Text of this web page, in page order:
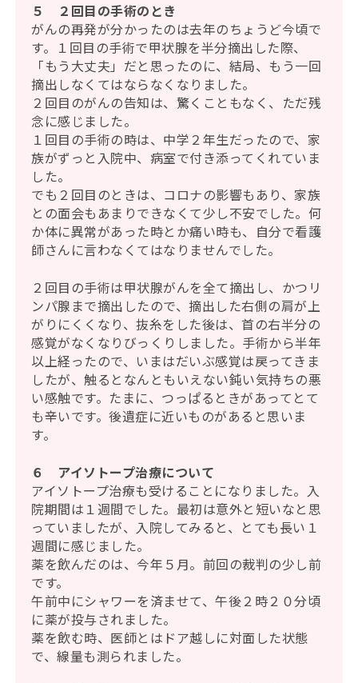
５ ２回目の手術のとき
がんの再発が分かったのは去年のちょうど今頃で
す。１回目の手術で甲状腺を半分摘出した際、
「もう大丈夫」だと思ったのに、結局、もう一回
摘出しなくてはならなくなりました。
２回目のがんの告知は、驚くこともなく、ただ残
念に感じました。
１回目の手術の時は、中学２年生だったので、家
族がずっと入院中、病室で付き添ってくれていま
した。
でも２回目のときは、コロナの影響もあり、家族
との面会もあまりできなくて少し不安でした。何
か体に異常があった時とか痛い時も、自分で看護
師さんに言わなくてはなりませんでした。
２回目の手術は甲状腺がんを全て摘出し、かつリ
ンパ腺まで摘出したので、摘出した右側の肩が上
がりにくくなり、抜糸をした後は、首の右半分の
感覚がなくなりびっくりしました。手術から半年
以上経ったので、いまはだいぶ感覚は戻ってきま
したが、触るとなんともいえない鈍い気持ちの悪
い感触です。たまに、つっぱるときがあってとて
も辛いです。後遺症に近いものがあると思いま
す。
６ アイソトープ治療について
アイソトープ治療も受けることになりました。入
院期間は１週間でした。最初は意外と短いなと思
っていましたが、入院してみると、とても長い１
週間に感じました。
薬を飲んだのは、今年５月。前回の裁判の少し前
です。
午前中にシャワーを済ませて、午後２時２０分頃
に薬が投与されました。
薬を飲む時、医師とはドア越しに対面した状態
で、線量も測られました。